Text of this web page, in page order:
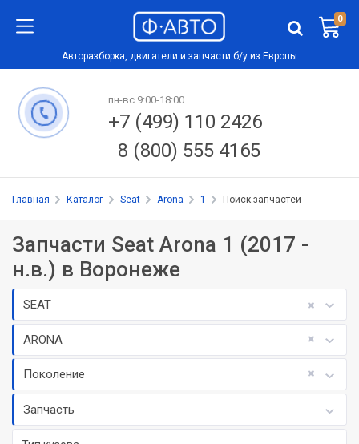
0
Авторазборка, двигатели и запчасти б/у из Европы
пн-вс 9:00-18:00
+7 (499) 110 2426
8 (800) 555 4165
Главная Каталог Seat Arona 1 Поиск запчастей
Запчасти Seat Arona 1 (2017 -
н.в.) в Воронеже
SEAT
ARONA
Поколение
Запчасть